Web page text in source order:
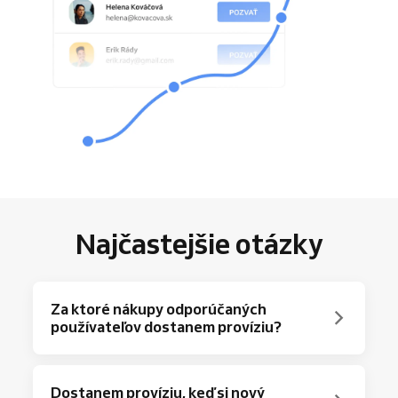
Najčastejšie otázky
Za ktoré nákupy odporúčaných
používateľov dostanem províziu?
Dostanem províziu, keď si nový